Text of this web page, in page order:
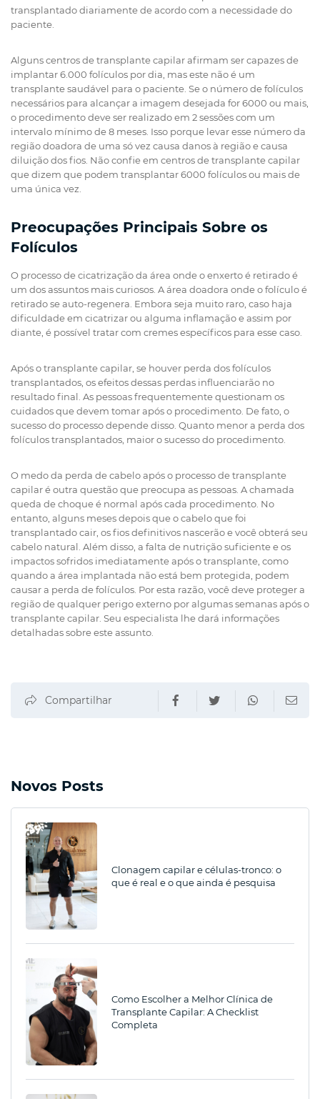
transplantado diariamente de acordo com a necessidade do
paciente.
Alguns centros de transplante capilar afirmam ser capazes de
implantar 6.000 folículos por dia, mas este não é um
transplante saudável para o paciente. Se o número de folículos
necessários para alcançar a imagem desejada for 6000 ou mais,
o procedimento deve ser realizado em 2 sessões com um
intervalo mínimo de 8 meses. Isso porque levar esse número da
região doadora de uma só vez causa danos à região e causa
diluição dos fios. Não confie em centros de transplante capilar
que dizem que podem transplantar 6000 folículos ou mais de
uma única vez.
Preocupações Principais Sobre os
Folículos
O processo de cicatrização da área onde o enxerto é retirado é
um dos assuntos mais curiosos. A área doadora onde o folículo é
retirado se auto-regenera. Embora seja muito raro, caso haja
dificuldade em cicatrizar ou alguma inflamação e assim por
diante, é possível tratar com cremes específicos para esse caso.
Após o transplante capilar, se houver perda dos folículos
transplantados, os efeitos dessas perdas influenciarão no
resultado final. As pessoas frequentemente questionam os
cuidados que devem tomar após o procedimento. De fato, o
sucesso do processo depende disso. Quanto menor a perda dos
folículos transplantados, maior o sucesso do procedimento.
O medo da perda de cabelo após o processo de transplante
capilar é outra questão que preocupa as pessoas. A chamada
queda de choque é normal após cada procedimento. No
entanto, alguns meses depois que o cabelo que foi
transplantado cair, os fios definitivos nascerão e você obterá seu
cabelo natural. Além disso, a falta de nutrição suficiente e os
impactos sofridos imediatamente após o transplante, como
quando a área implantada não está bem protegida, podem
causar a perda de folículos. Por esta razão, você deve proteger a
região de qualquer perigo externo por algumas semanas após o
transplante capilar. Seu especialista lhe dará informações
detalhadas sobre este assunto.
Compartilhar
Novos Posts
Clonagem capilar e células-tronco: o
que é real e o que ainda é pesquisa
Como Escolher a Melhor Clínica de
Transplante Capilar: A Checklist
Completa